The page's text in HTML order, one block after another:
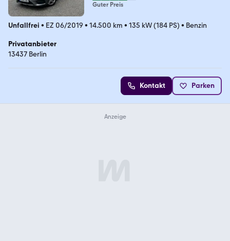
Guter Preis
Unfallfrei • EZ 06/2019 • 14.500 km • 135 kW (184 PS) • Benzin
Privatanbieter
13437 Berlin
Kontakt Parken